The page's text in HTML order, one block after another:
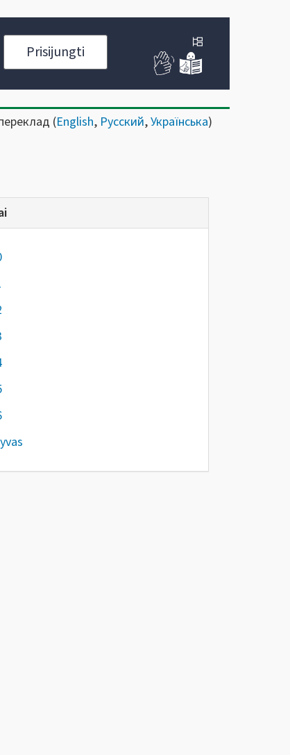
Prisijungti
(English, Русский,Українська)